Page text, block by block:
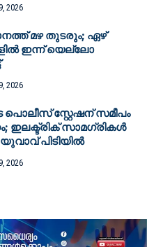
2026
മഴ തുടരും; ഏഴ്
ഇന്ന് യെല്ലോ
2026
പൊലീസ് സ്റ്റേഷന് സമീപം
ഇലക്ട്രിക് സാമഗ്രികൾ
പിടിയിൽ
2026